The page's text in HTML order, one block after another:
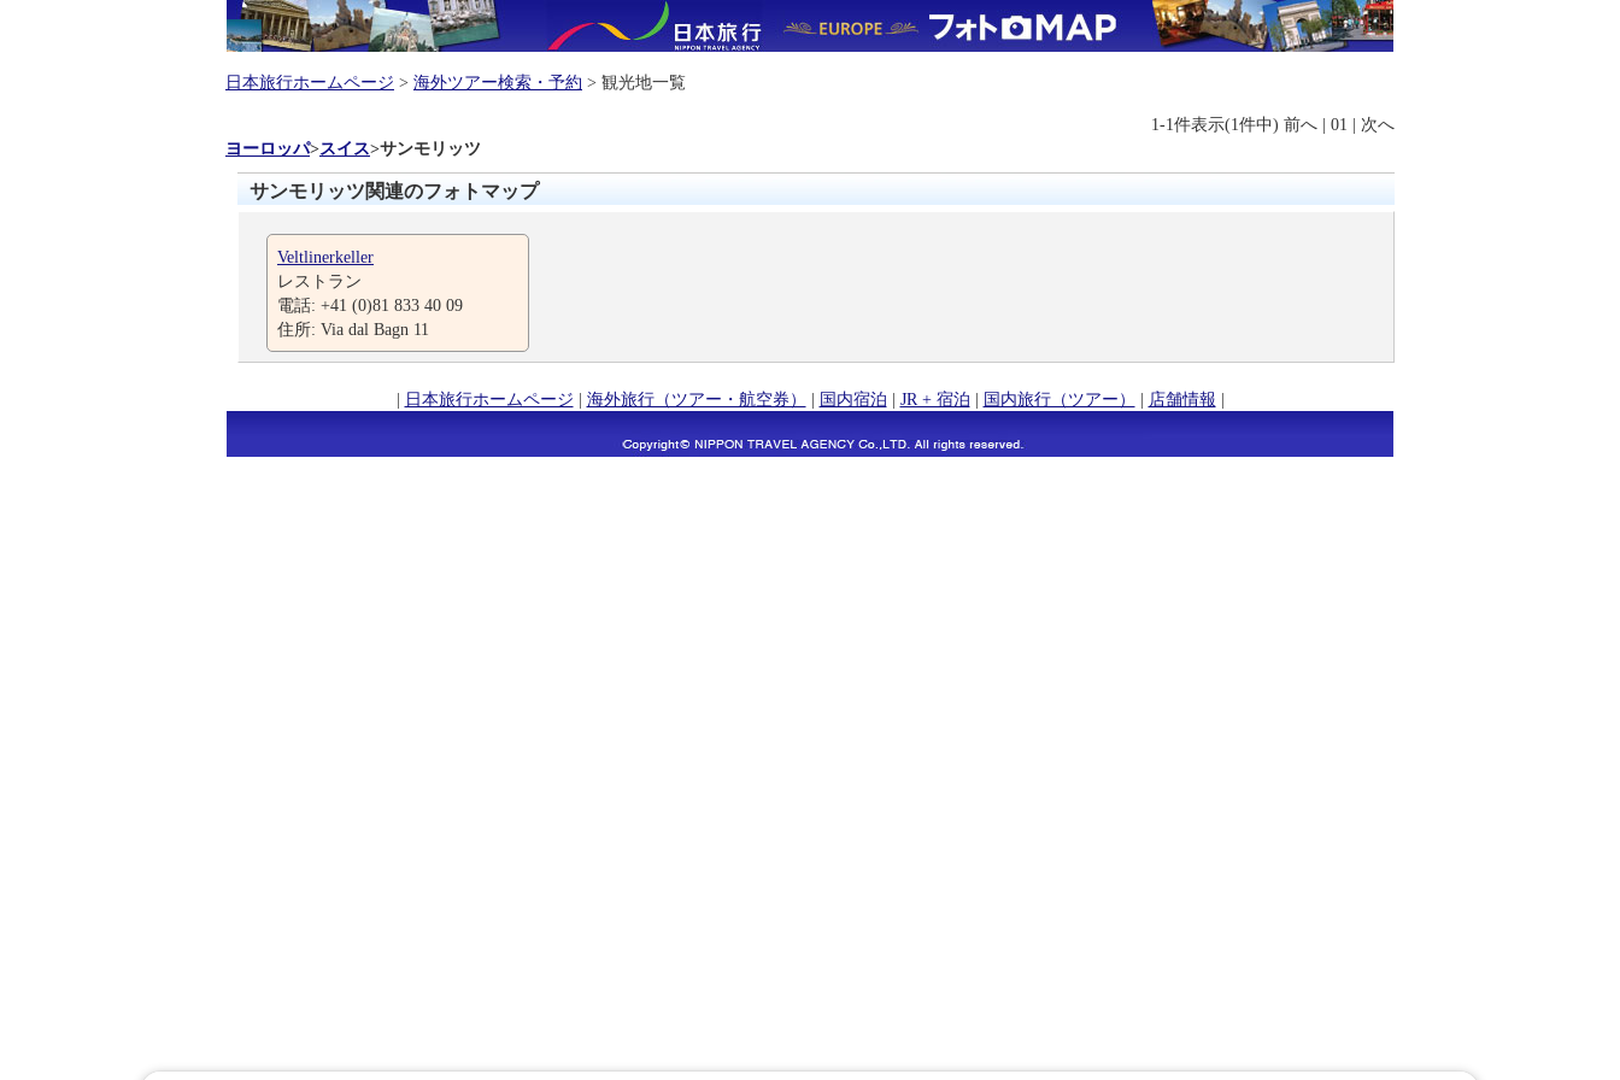
日本旅行ホームページ > 海外ツアー検索・予約 > 観光地一覧
1-1件表示(1件中) 前へ | 01 | 次へ
ヨーロッパ>スイス>サンモリッツ
サンモリッツ関連のフォトマップ
Veltlinerkeller
レストラン
電話: +41 (0)81 833 40 09
住所: Via dal Bagn 11
| 日本旅行ホームページ | 海外旅行（ツアー・航空券） | 国内宿泊 | JR + 宿泊 | 国内旅行（ツアー） | 店舗情報 |